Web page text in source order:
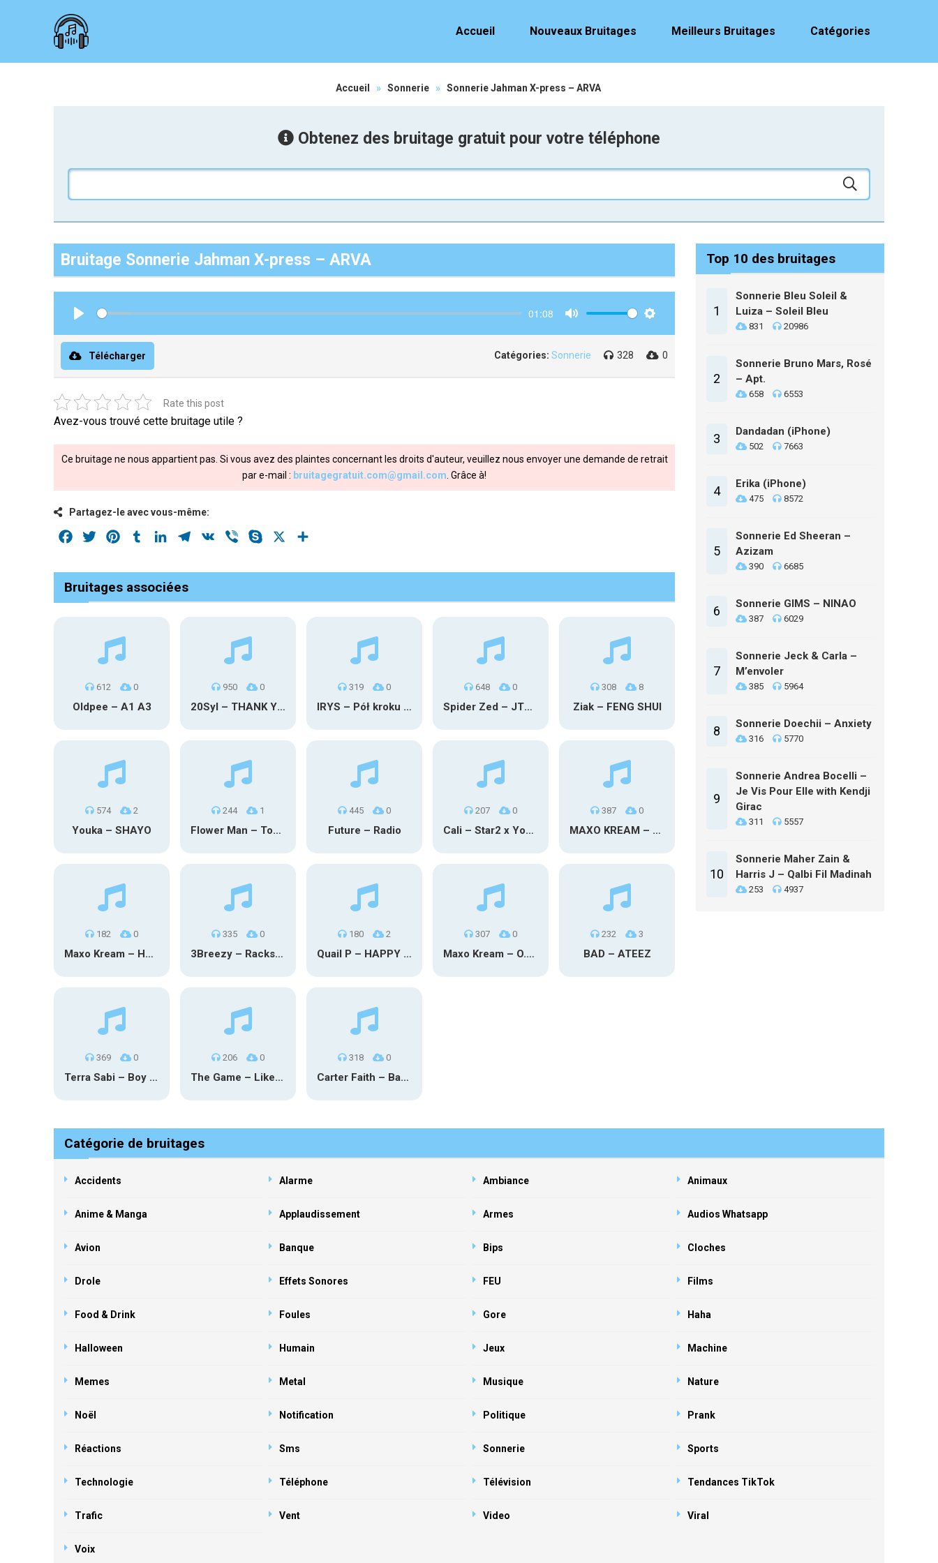
Accueil Nouveaux Bruitages Meilleurs Bruitages Catégories
Accueil » Sonnerie » Sonnerie Jahman X-press – ARVA
Obtenez des bruitage gratuit pour votre téléphone
Bruitage Sonnerie Jahman X-press – ARVA
01:08
Télécharger Catégories: Sonnerie 328 0
Rate this post
Avez-vous trouvé cette bruitage utile ?
Ce bruitage ne nous appartient pas. Si vous avez des plaintes concernant les droits d'auteur, veuillez nous envoyer une demande de retrait
par e-mail : bruitagegratuit.com@gmail.com . Grâce à!
Partagez-le avec vous-même:
Facebook
Twitter PinterestTumblrLinkedInTelegram
VK Viber Skype
Bruitages associées
612 0
Oldpee – A1 A3
950 0
20Syl – THANK YOU
319 0
IRYS – Pół kroku stąd
648 0
Spider Zed – JTM OU TG
308 8
Ziak – FENG SHUI
574 2
Youka – SHAYO
244 1
Flower Man – Toby Fox
445 0
Future – Radio
207 0
Cali – Star2 x Young Henny
387 0
MAXO KREAM – 6 MONTHS CLEAN
182 0
Maxo Kream – HOW TF I’M LUCKY
335 0
3Breezy – Racks On You
180 2
Quail P – HAPPY TEARS
307 0
Maxo Kream – O.Y.N
232 3
BAD – ATEEZ
369 0
Terra Sabi – Boy Game X Marcia Cruz
206 0
The Game – Like Father Like Daughter
318 0
Carter Faith – Bar Star Vevo
Top 10 des bruitages
1
Sonnerie Bleu Soleil &
Luiza – Soleil Bleu
831 20986
2
Sonnerie Bruno Mars, Rosé
– Apt.
658 6553
3 Dandadan (iPhone)
502 7663
4 Erika (iPhone)
475 8572
5
Sonnerie Ed Sheeran –
Azizam
390 6685
6 Sonnerie GIMS – NINAO
387 6029
7
Sonnerie Jeck & Carla –
M’envoler
385 5964
8 Sonnerie Doechii – Anxiety
316 5770
9
Sonnerie Andrea Bocelli –
Je Vis Pour Elle with Kendji
Girac
311 5557
10
Sonnerie Maher Zain &
Harris J – Qalbi Fil Madinah
253 4937
Catégorie de bruitages
Accidents Alarme Ambiance Animaux
Anime & Manga Applaudissement Armes Audios Whatsapp
Avion Banque Bips Cloches
Drole Effets Sonores FEU Films
Food & Drink Foules Gore Haha
Halloween Humain Jeux Machine
Memes Metal Musique Nature
Noël Notification Politique Prank
Réactions Sms Sonnerie Sports
Technologie Téléphone Télévision Tendances TikTok
Trafic Vent Video Viral
Voix